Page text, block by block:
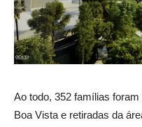
Ao todo, 352 famílias
Boa Vista e retiradas da